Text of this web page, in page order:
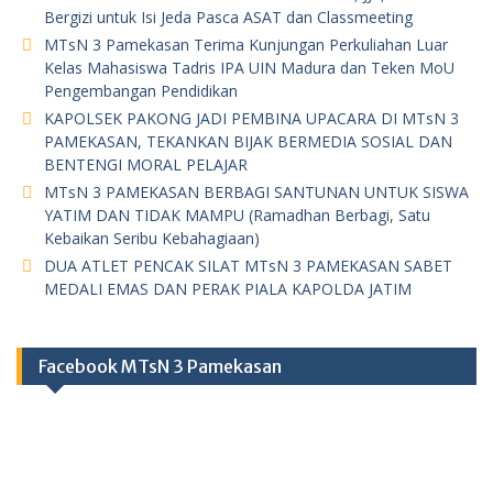
Bergizi untuk Isi Jeda Pasca ASAT dan Classmeeting
MTsN 3 Pamekasan Terima Kunjungan Perkuliahan Luar
Kelas Mahasiswa Tadris IPA UIN Madura dan Teken MoU
Pengembangan Pendidikan
KAPOLSEK PAKONG JADI PEMBINA UPACARA DI MTsN 3
PAMEKASAN, TEKANKAN BIJAK BERMEDIA SOSIAL DAN
BENTENGI MORAL PELAJAR
MTsN 3 PAMEKASAN BERBAGI SANTUNAN UNTUK SISWA
YATIM DAN TIDAK MAMPU (Ramadhan Berbagi, Satu
Kebaikan Seribu Kebahagiaan)
DUA ATLET PENCAK SILAT MTsN 3 PAMEKASAN SABET
MEDALI EMAS DAN PERAK PIALA KAPOLDA JATIM
Facebook MTsN 3 Pamekasan